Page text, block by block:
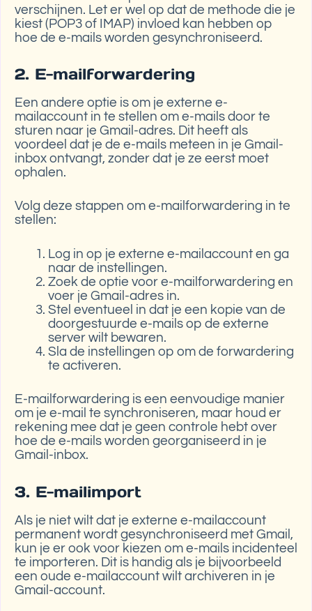
verschijnen. Let er wel op dat de methode die je
kiest (POP3 of IMAP) invloed kan hebben op
hoe de e-mails worden gesynchroniseerd.
2. E-mailforwardering
Een andere optie is om je externe e-
mailaccount in te stellen om e-mails door te
sturen naar je Gmail-adres. Dit heeft als
voordeel dat je de e-mails meteen in je Gmail-
inbox ontvangt, zonder dat je ze eerst moet
ophalen.
Volg deze stappen om e-mailforwardering in te
stellen:
Log in op je externe e-mailaccount en ga
naar de instellingen.
Zoek de optie voor e-mailforwardering en
voer je Gmail-adres in.
Stel eventueel in dat je een kopie van de
doorgestuurde e-mails op de externe
server wilt bewaren.
Sla de instellingen op om de forwardering
te activeren.
E-mailforwardering is een eenvoudige manier
om je e-mail te synchroniseren, maar houd er
rekening mee dat je geen controle hebt over
hoe de e-mails worden georganiseerd in je
Gmail-inbox.
3. E-mailimport
Als je niet wilt dat je externe e-mailaccount
permanent wordt gesynchroniseerd met Gmail,
kun je er ook voor kiezen om e-mails incidenteel
te importeren. Dit is handig als je bijvoorbeeld
een oude e-mailaccount wilt archiveren in je
Gmail-account.